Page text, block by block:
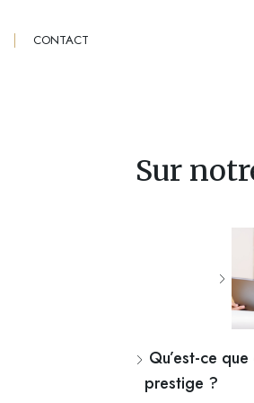
CONTACT
Sur
Qu’est-ce
prestige ?